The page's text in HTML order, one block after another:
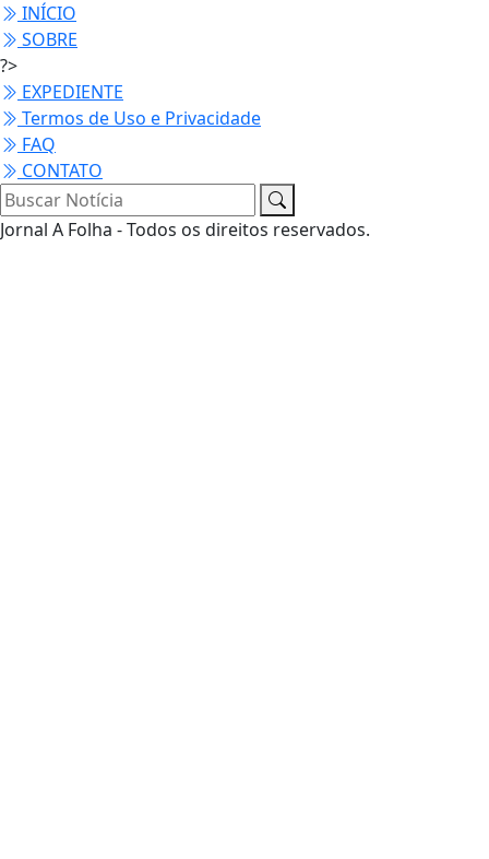
INÍCIO
SOBRE
?>
EXPEDIENTE
Termos de Uso e Privacidade
FAQ
CONTATO
Jornal A Folha - Todos os direitos reservados.